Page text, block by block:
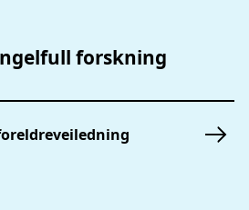
forskning